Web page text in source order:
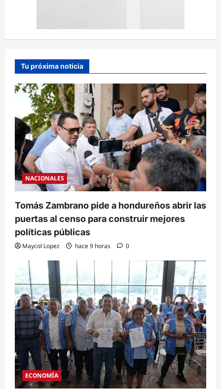
Tu próxima noticia
NACIONALES
Tomás Zambrano pide a hondureños abrir las
puertas al censo para construir mejores
políticas públicas
Maycol Lopez hace 9 horas 0
ECONOMÍA